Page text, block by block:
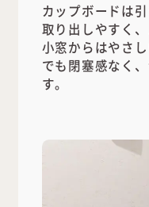
カップボードは
取り出しやすく
小窓からはやさ
でも閉塞感なく
す。